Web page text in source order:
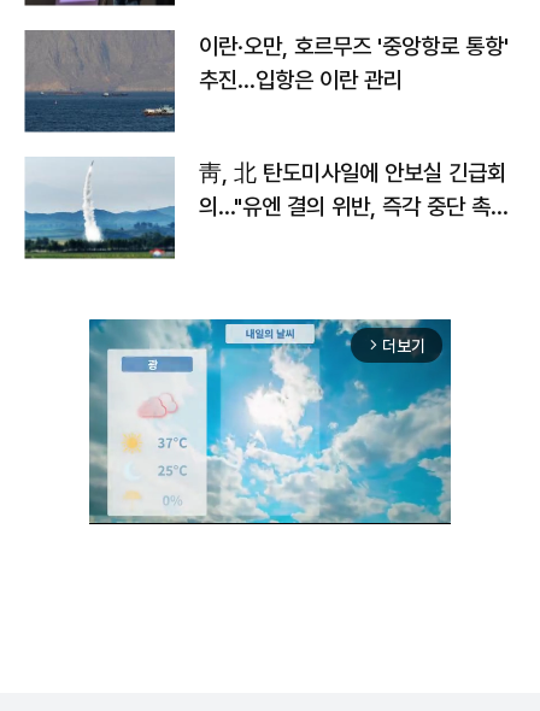
이란·오만, 호르무즈 '중앙항로 통항'
추진…입항은 이란 관리
靑, 北 탄도미사일에 안보실 긴급회
의…"유엔 결의 위반, 즉각 중단 촉
arrow_forward_ios 더보기